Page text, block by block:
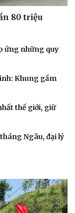
80 triệu
ứng những quy
Khung gầm
thế giới, giữ
Ngâu, đại lý